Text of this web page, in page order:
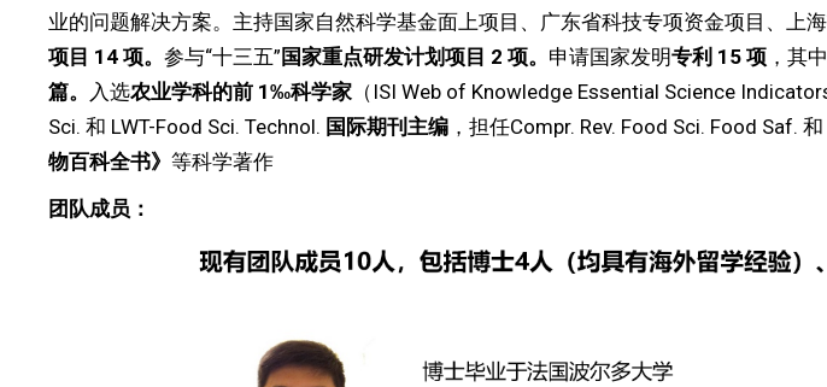
业的问题解决方案。主持国家自然科学基金面上项目、广东省科技专项资金项目、上
项目 14 项。 参与“十三五” 国家重点研发计划项目 2 项。 申请国家发明专利 15 项 ，其中
篇。 入选农业学科的前 1‰科学家 （ISI Web of Knowledge Essential Science
Sci. 和 LWT-Food Sci. Technol. 国际期刊主编 ，担任Compr. Rev. Food Sci. Food Saf.
物百科全书》 等科学著作
团队成员：